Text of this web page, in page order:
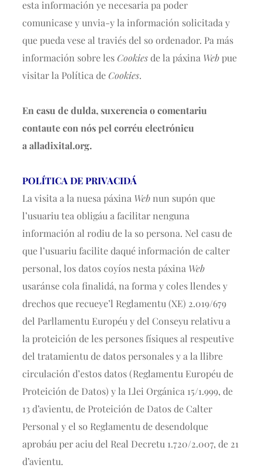
esta información ye necesaria pa poder
comunicase y unvia-y la información solicitada y
que pueda vese al traviés del so ordenador. Pa más
información sobre lesCookiesde la páxina Web pue
visitar la Política deCookies.
En casu de dulda, suxerencia o comentariu
contaute con nós pel corréu electrónicu
a alladixital.org.
POLÍTICA DE PRIVACIDÁ
La visita a la nuesa páxina Web nun supón que
l’usuariu tea obligáu a facilitar nenguna
información al rodiu de la so persona. Nel casu de
que l’usuariu facilite daqué información de calter
personal, los datos coyíos nesta páxina Web
usaránse cola finalidá, na forma y coles llendes y
drechos que recueye’l Reglamentu (XE) 2.019/679
del Parllamentu Européu y del Conseyu relativu a
la proteición de les persones físiques al respeutive
del tratamientu de datos personales y a la llibre
circulación d’estos datos (Reglamentu Européu de
Proteición de Datos) y la Llei Orgánica 15/1.999, de
13 d’avientu, de Proteición de Datos de Calter
Personal y el so Reglamentu de desendolque
aprobáu per aciu del Real Decretu 1.720/2.007, de 21
d’avientu.